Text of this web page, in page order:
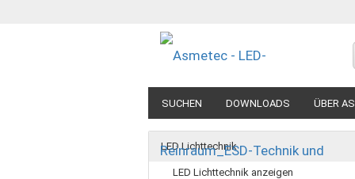
SUCHEN DOWNLOADS ÜBER
LED Lichttechnik
LED Lichttechnik anzeigen